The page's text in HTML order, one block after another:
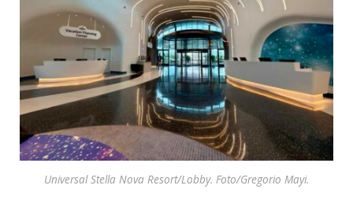
Universal Stella Nova Resort/Lobby. Foto/Gregorio Mayi.